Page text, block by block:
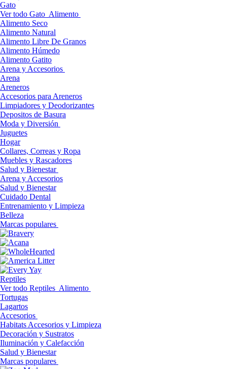
Gato
Ver todo Gato Alimento
Alimento Seco
Alimento Natural
Alimento Libre De Granos
Alimento Húmedo
Alimento Gatito
Arena y Accesorios
Arena
Areneros
Accesorios para Areneros
Limpiadores y Deodorizantes
Depositos de Basura
Moda y Diversión
Juguetes
Hogar
Collares, Correas y Ropa
Muebles y Rascadores
Salud y Bienestar
Arena y Accesorios
Salud y Bienestar
Cuidado Dental
Entrenamiento y Limpieza
Belleza
Marcas populares
Reptiles
Ver todo Reptiles Alimento
Tortugas
Lagartos
Accesorios
Habitats Accesorios y Limpieza
Decoración y Sustratos
Iluminación y Calefacción
Salud y Bienestar
Marcas populares